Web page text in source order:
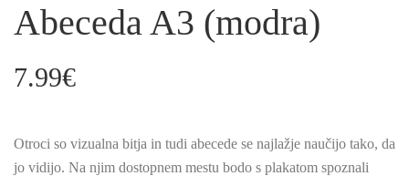
Abeceda A3 (modra)
7.99€
Otroci so vizualna bitja in tudi abecede se najlažje naučijo tako, da
jo vidijo. Na njim dostopnem mestu bodo s plakatom spoznali